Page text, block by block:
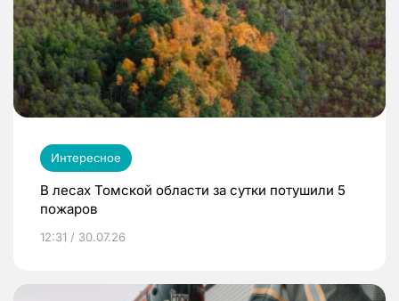
Интересное
В лесах Томской области за сутки потушили 5
пожаров
12:31 / 30.07.26